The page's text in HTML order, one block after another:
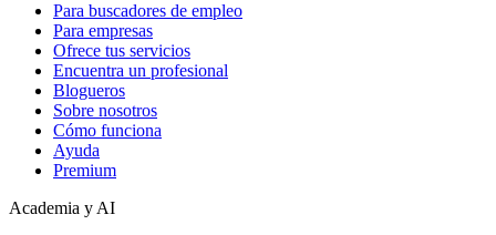
Para buscadores de empleo
Para empresas
Ofrece tus servicios
Encuentra un profesional
Blogueros
Sobre nosotros
Cómo funciona
Ayuda
Premium
Academia y AI